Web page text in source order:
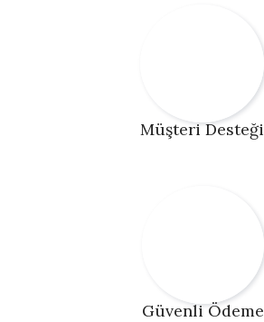
Müşteri Desteği
Güvenli Ödeme